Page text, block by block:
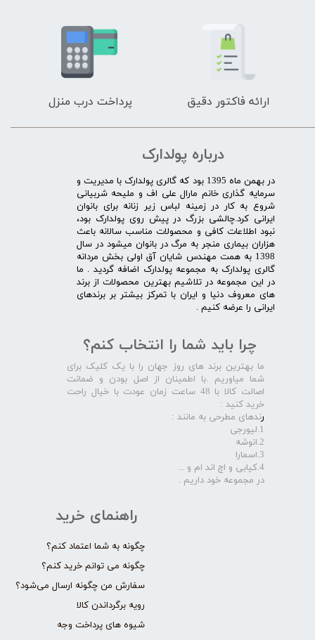
ارائه فاکتور دقیق پرداخت درب منزل
درباره پولدارک
در بهمن ماه 1395 بود که گالری پولدارک با مدیریت و
سرمایه گذاری خانم مارال علی اف و ملیحه شربیانی
شروع به کار در زمینه لباس زیر زنانه برای بانوان
ایرانی کرد.چالشی بزرگ در پیش روی پولدارک بود،
نبود اطلاعات کافی و محصولات مناسب سالانه باعث
هزاران بیماری منجر به مرگ در بانوان میشود در سال
1398 به همت مهندس شایان آق اولی بخش مردانه
گالری پولدارک به مجموعه پولدارک اضافه گردید . ما
در این مجموعه در تلاشیم بهترین محصولات از برند
های معروف دنیا و ایران با تمرکز بیشتر بر برندهای
ایرانی را عرضه کنیم .​​​​​​​
راهنمای خرید
چگونه به شما اعتماد کنم؟
چگونه می توانم خرید کنم؟
سفارش من چگونه ارسال می‌شود؟
رویه برگرداندن کالا
شیوه های پرداخت وجه
چرا باید شما را انتخاب کنم؟
ما بهترین برند های روز جهان را با یک کلیک برای
شما میاوریم .با اطمینان از اصل بودن و ضمانت
اصالت کالا با 48 ساعت زمان عودت با خیال راحت
خرید کنید :
رندهای مطرحی به مانند :
1.لیورجی
2.انوشه
3.اسمارا
4.کیابی و اچ اند ام و ...
در مجموعه خود داریم .​​​​​​​